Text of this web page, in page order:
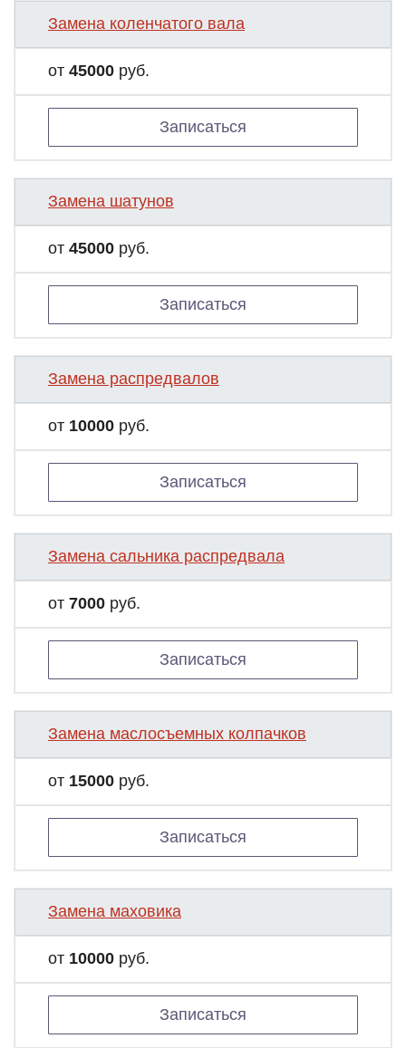
Замена коленчатого вала
от 45000 руб.
Записаться
Замена шатунов
от 45000 руб.
Записаться
Замена распредвалов
от 10000 руб.
Записаться
Замена сальника распредвала
от 7000 руб.
Записаться
Замена маслосъемных колпачков
от 15000 руб.
Записаться
Замена маховика
от 10000 руб.
Записаться